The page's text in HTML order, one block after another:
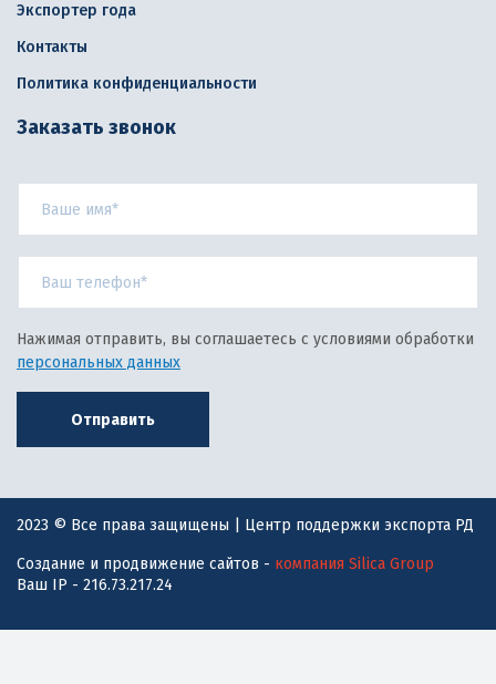
Экспортер года
Контакты
Политика конфиденциальности
Заказать звонок
Нажимая отправить, вы соглашаетесь с условиями обработки
персональных данных
Отправить
2023 © Все права защищены | Центр поддержки экспорта РД
Создание и продвижение сайтов - компания Silica Group
Ваш IP - 216.73.217.24